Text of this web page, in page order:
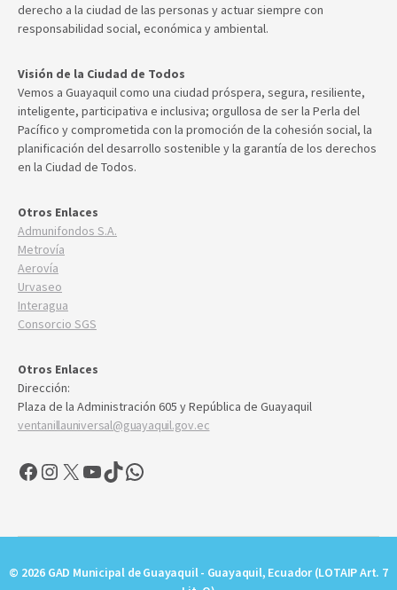
derecho a la ciudad de las personas y actuar siempre con
responsabilidad social, económica y ambiental.
Visión de la Ciudad de Todos
Vemos a Guayaquil como una ciudad próspera, segura, resiliente,
inteligente, participativa e inclusiva; orgullosa de ser la Perla del
Pacífico y comprometida con la promoción de la cohesión social, la
planificación del desarrollo sostenible y la garantía de los derechos
en la Ciudad de Todos.
Otros Enlaces
Admunifondos S.A.
Metrovía
Aerovía
Urvaseo
Interagua
Consorcio SGS
Otros Enlaces
Dirección:
Plaza de la Administración 605 y República de Guayaquil
ventanillauniversal@guayaquil.gov.ec
Facebook
Instagram
X YouTube
TikTokWhatsApp
© 2026 GAD Municipal de Guayaquil - Guayaquil, Ecuador (LOTAIP Art. 7